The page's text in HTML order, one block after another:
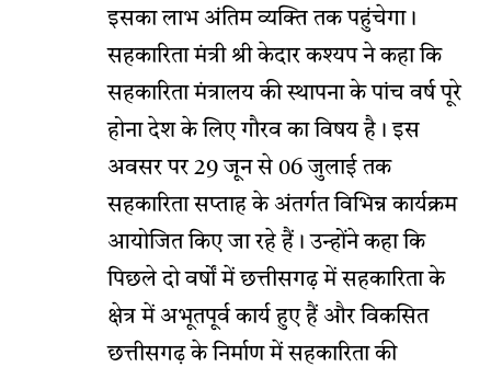
इसका लाभ अंतिम व्यक्ति तक पहुंचेगा।
सहकारिता मंत्री श्री केदार कश्यप ने कहा कि
सहकारिता मंत्रालय की स्थापना के पांच वर्ष पूरे
होना देश के लिए गौरव का विषय है। इस
अवसर पर 29 जून से 06 जुलाई तक
सहकारिता सप्ताह के अंतर्गत विभिन्न कार्यक्रम
आयोजित किए जा रहे हैं। उन्होंने कहा कि
पिछले दो वर्षों में छत्तीसगढ़ में सहकारिता के
क्षेत्र में अभूतपूर्व कार्य हुए हैं और विकसित
छत्तीसगढ़ के निर्माण में सहकारिता की